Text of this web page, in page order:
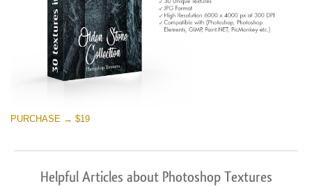
PURCHASE → $19
Helpful Articles about Photoshop Textures